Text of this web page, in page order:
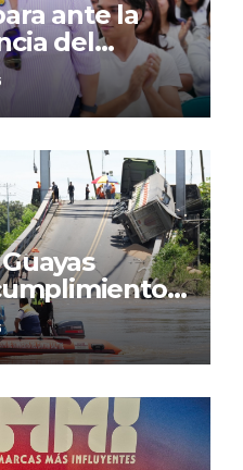
ante la
del
Niño:
capacita a
y
en
puente
en